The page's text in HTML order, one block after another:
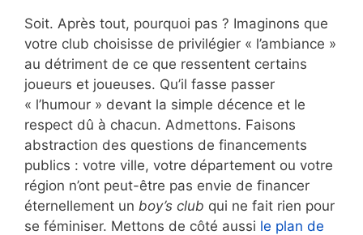
Soit. Après tout, pourquoi pas ? Imaginons que
votre club choisisse de privilégier « l’ambiance »
au détriment de ce que ressentent certains
joueurs et joueuses. Qu’il fasse passer
« l’humour » devant la simple décence et le
respect dû à chacun. Admettons. Faisons
abstraction des questions de financements
publics : votre ville, votre département ou votre
région n’ont peut-être pas envie de financer
éternellement un boy’s club qui ne fait rien pour
se féminiser. Mettons de côté aussi le plan de